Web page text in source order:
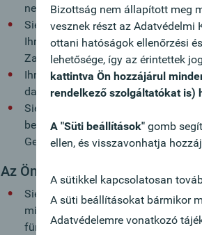
neuen Firmenkund:innen tragen
Sie entwerfen maßgeschneiderte
Ihrer Kund:innen abgestimmt sind
Zahlungsverkehr sowie zu
Ihr ausgeprägtes Verständnis für
das Erkennen von Cross-Selling-
Sie repräsentieren die Oberbank
beobachten laufend den
Geschäftsbeziehungen zu knüpfen
Az Ön profilja:
Sie verfügen über eine fundierte
mind. jedoch Maturaniveau), die es
für ökonomische Zusammenhänge
Bizottság nem állapított meg
vesznek részt az Adatvédelmi
ottani hatóságok ellenőrzési
lehetősége, így az érintettek
kattintva Ön hozzájárul
rendelkező szolgáltatókat is)
A "Süti beállítások" gomb
ellen, és visszavonhatja
A sütikkel kapcsolatosan
A süti beállításokat bármikor
Adatvédelemre vonatkozó